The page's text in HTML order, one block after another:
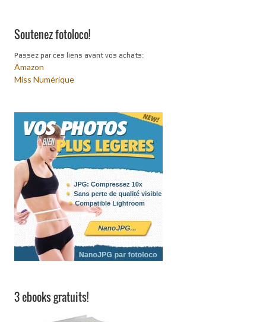
Soutenez fotoloco!
Passez par ces liens avant vos achats:
Amazon
Miss Numérique
3 ebooks gratuits!